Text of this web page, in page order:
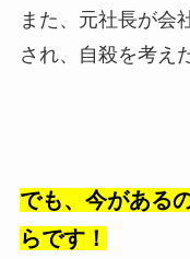
また、元社長が会
され、自殺を考え
でも、今がある
らです！